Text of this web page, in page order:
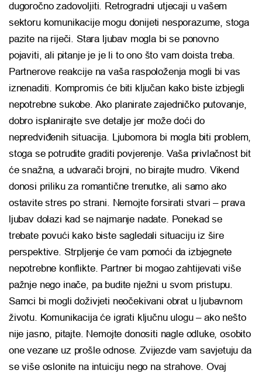
dugoročno zadovoljiti. Retrogradni utjecaji u vašem
sektoru komunikacije mogu donijeti nesporazume, stoga
pazite na riječi. Stara ljubav mogla bi se ponovno
pojaviti, ali pitanje je je li to ono što vam doista treba.
Partnerove reakcije na vaša raspoloženja mogli bi vas
iznenaditi. Kompromis će biti ključan kako biste izbjegli
nepotrebne sukobe. Ako planirate zajedničko putovanje,
dobro isplanirajte sve detalje jer može doći do
nepredviđenih situacija. Ljubomora bi mogla biti problem,
stoga se potrudite graditi povjerenje. Vaša privlačnost bit
će snažna, a udvarači brojni, no birajte mudro. Vikend
donosi priliku za romantične trenutke, ali samo ako
ostavite stres po strani. Nemojte forsirati stvari – prava
ljubav dolazi kad se najmanje nadate. Ponekad se
trebate povući kako biste sagledali situaciju iz šire
perspektive. Strpljenje će vam pomoći da izbjegnete
nepotrebne konflikte. Partner bi mogao zahtijevati više
pažnje nego inače, pa budite nježni u svom pristupu.
Samci bi mogli doživjeti neočekivani obrat u ljubavnom
životu. Komunikacija će igrati ključnu ulogu – ako nešto
nije jasno, pitajte. Nemojte donositi nagle odluke, osobito
one vezane uz prošle odnose. Zvijezde vam savjetuju da
se više oslonite na intuiciju nego na strahove. Ovaj